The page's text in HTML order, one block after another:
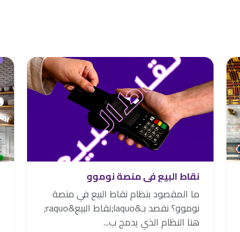
نقاط البيع في منصة نوموو
ما المقصود بنظام نقاط البيع في منصة
نوموو؟ نقصد بـ&laquo;نقاط البيع&raquo;
هنا النظام الذي يدمج ب...